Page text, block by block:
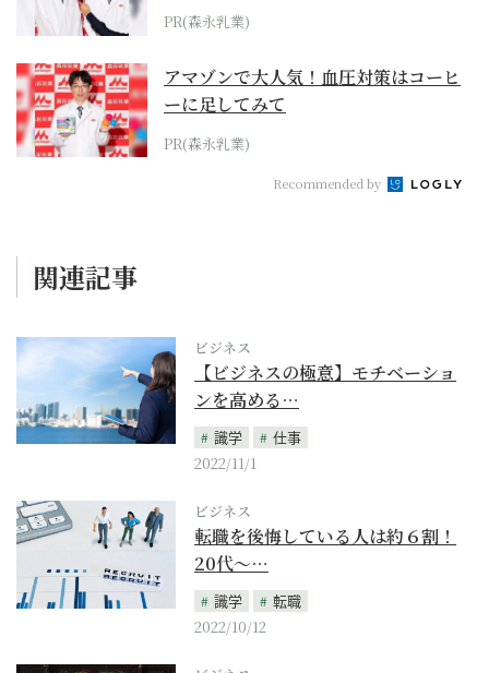
PR(森永乳業)
アマゾンで大人気！血圧対策はコーヒ
ーに足してみて
PR(森永乳業)
Recommended by
関連記事
ビジネス
【ビジネスの極意】モチベーショ
ンを高める…
識学
仕事
2022/11/1
ビジネス
転職を後悔している人は約６割！
20代〜…
識学
転職
2022/10/12